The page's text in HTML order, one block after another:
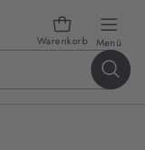
Warenkorb Menü